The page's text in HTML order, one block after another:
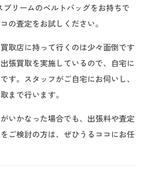
プリームのベルトバッグをお持ちで
の査定をお試しください。
取店に持って行くのは少々面倒です
張買取を実施しているので、自宅に
す。スタッフがご自宅にお伺いし、
まで行います。
いかなった場合でも、出張料や査定
ご検討の方は、ぜひうるココにお任